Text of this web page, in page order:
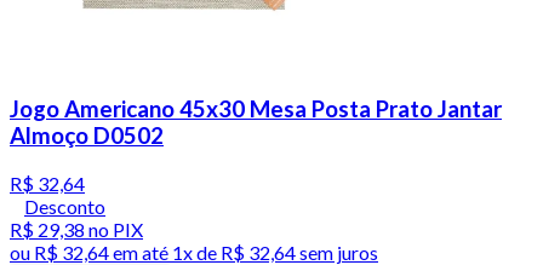
Jogo Americano 45x30 Mesa Posta Prato Jantar
Almoço D0502
R$ 32,64
Desconto
R$ 29,38 no PIX
ou R$ 32,64em até 1x de R$ 32,64sem juros